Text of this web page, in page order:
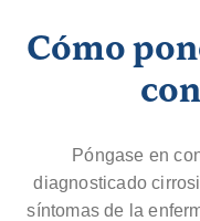
Cómo
Póngase en
diagnosticado
síntomas de la